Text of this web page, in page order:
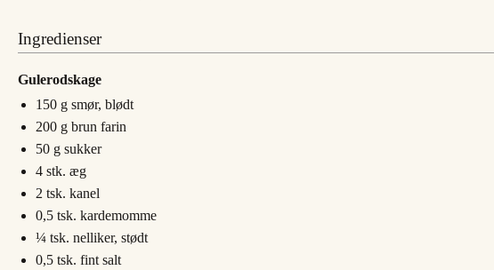
Ingredienser
Gulerodskage
150 g smør, blødt
200 g brun farin
50 g sukker
4 stk. æg
2 tsk. kanel
0,5 tsk. kardemomme
¼ tsk. nelliker, stødt
0,5 tsk. fint salt